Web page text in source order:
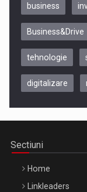
Be Inspired.
business
Business&Drive
tehnologie
digitalizare
Sectiuni
Home
Linkleaders